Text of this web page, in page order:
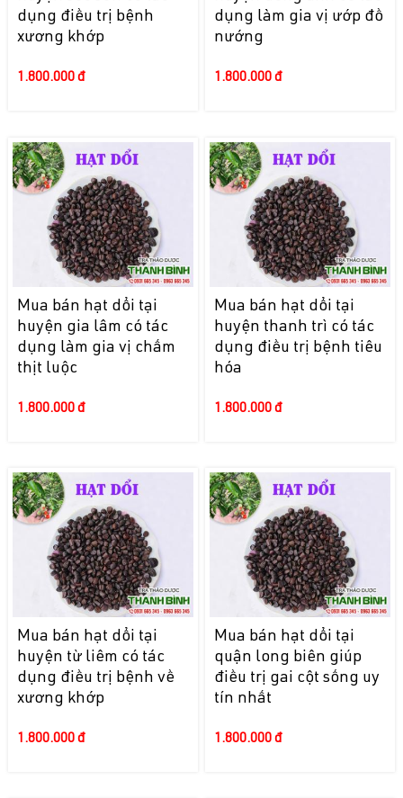
dụng điều trị bệnh
xương khớp
1.800.000 đ
dụng làm gia vị ướp đồ
nướng
1.800.000 đ
Mua bán hạt dổi tại
huyện gia lâm có tác
dụng làm gia vị chấm
thịt luộc
1.800.000 đ
Mua bán hạt dổi tại
huyện thanh trì có tác
dụng điều trị bệnh tiêu
hóa
1.800.000 đ
Mua bán hạt dổi tại
huyện từ liêm có tác
dụng điều trị bệnh về
xương khớp
1.800.000 đ
Mua bán hạt dổi tại
quận long biên giúp
điều trị gai cột sống uy
tín nhất
1.800.000 đ